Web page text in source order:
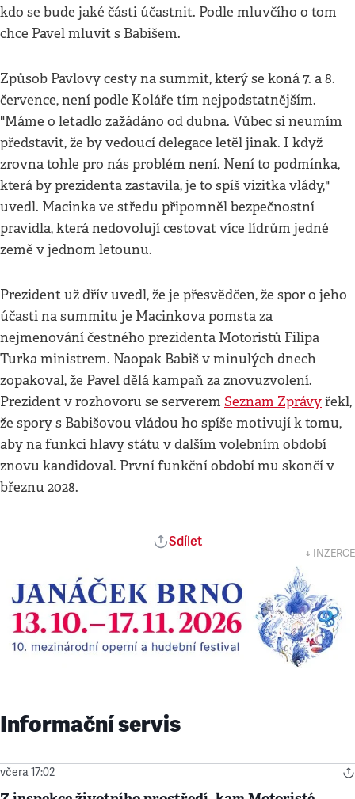
kdo se bude jaké části účastnit. Podle mluvčího o tom
chce Pavel mluvit s Babišem.
Způsob Pavlovy cesty na summit, který se koná 7. a 8.
července, není podle Koláře tím nejpodstatnějším.
"Máme o letadlo zažádáno od dubna. Vůbec si neumím
představit, že by vedoucí delegace letěl jinak. I když
zrovna tohle pro nás problém není. Není to podmínka,
která by prezidenta zastavila, je to spíš vizitka vlády,"
uvedl. Macinka ve středu připomněl bezpečnostní
pravidla, která nedovolují cestovat více lídrům jedné
země v jednom letounu.
Prezident už dřív uvedl, že je přesvědčen, že spor o jeho
účasti na summitu je Macinkova pomsta za
nejmenování čestného prezidenta Motoristů Filipa
Turka ministrem. Naopak Babiš v minulých dnech
zopakoval, že Pavel dělá kampaň za znovuzvolení.
Prezident v rozhovoru se serverem Seznam Zprávyřekl,
že spory s Babišovou vládou ho spíše motivují k tomu,
aby na funkci hlavy státu v dalším volebním období
znovu kandidoval. První funkční období mu skončí v
březnu 2028.
Sdílet
↓ INZERCE
Informační servis
včera 17:02